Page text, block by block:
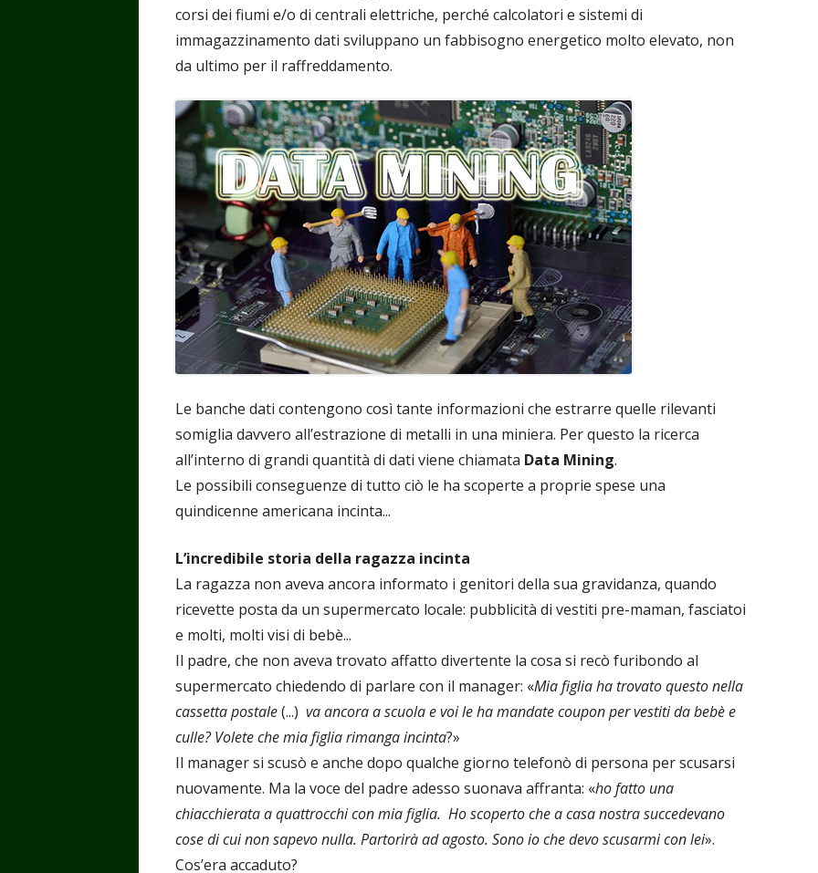
corsi dei fiumi e/o di centrali elettriche, perché calcolatori e sistemi di
immagazzinamento dati sviluppano un fabbisogno energetico molto elevato, non
da ultimo per il raffreddamento.
Le banche dati contengono così tante informazioni che estrarre quelle rilevanti
somiglia davvero all’estrazione di metalli in una miniera. Per questo la ricerca
all’interno di grandi quantità di dati viene chiamata Data Mining.
Le possibili conseguenze di tutto ciò le ha scoperte a proprie spese una
quindicenne americana incinta...
L’incredibile storia della ragazza incinta
La ragazza non aveva ancora informato i genitori della sua gravidanza, quando
ricevette posta da un supermercato locale: pubblicità di vestiti pre-maman, fasciatoi
e molti, molti visi di bebè...
Il padre, che non aveva trovato affatto divertente la cosa si recò furibondo al
supermercato chiedendo di parlare con il manager: «Mia figlia ha trovato questo nella
cassetta postale(...) va ancora a scuola e voi le ha mandate coupon per vestiti da bebè e
culle? Volete che mia figlia rimanga incinta?»
Il manager si scusò e anche dopo qualche giorno telefonò di persona per scusarsi
nuovamente. Ma la voce del padre adesso suonava affranta: «ho fatto una
chiacchierata a quattrocchi con mia figlia. Ho scoperto che a casa nostra succedevano
cose di cui non sapevo nulla. Partorirà ad agosto. Sono io che devo scusarmi con lei».
Cos’era accaduto?